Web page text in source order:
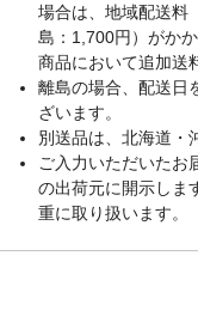
場合は、地域配送料
島：1,700円）がか
商品において追加送
離島の場合、配送日
ざいます。
別送品は、北海道・
ご入力いただいたお
の出荷元に開示しま
重に取り扱います。